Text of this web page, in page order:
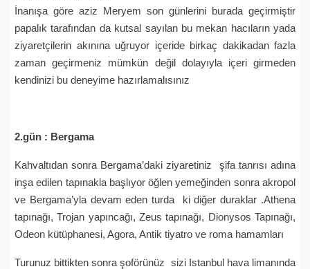
İnanışa göre aziz Meryem son günlerini burada geçirmiştir
papalık tarafından da kutsal sayılan bu mekan hacıların yada
ziyaretçilerin akınına uğruyor içeride birkaç dakikadan fazla
zaman geçirmeniz mümkün değil dolayıyla içeri girmeden
kendinizi bu deneyime hazırlamalısınız
2.gün : Bergama
Kahvaltıdan sonra Bergama’daki ziyaretiniz şifa tanrısı adına
inşa edilen tapınakla başlıyor öğlen yemeğinden sonra akropol
ve Bergama’yla devam eden turda ki diğer duraklar .Athena
tapınağı, Trojan yapıncağı, Zeus tapınağı, Dionysos Tapınağı,
Odeon kütüphanesi, Agora, Antik tiyatro ve roma hamamları
Turunuz bittikten sonra şoförünüz sizi Istanbul hava limanında